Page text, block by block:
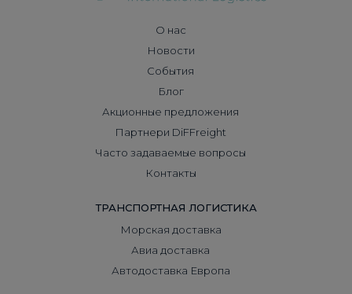
О нас
Новости
События
Блог
Акционные предложения
Партнери DiFFreight
Часто задаваемые вопросы
Контакты
ТРАНСПОРТНАЯ ЛОГИСТИКА
Морская доставка
Авиа доставка
Автодоставка Европа